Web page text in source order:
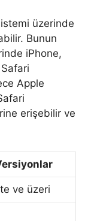
üzerinde
Bunun
iPhone,
Apple
erişebilir ve
ve üzeri